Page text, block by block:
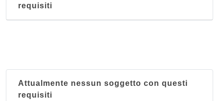
requisiti
Attualmente nessun soggetto con questi
requisiti